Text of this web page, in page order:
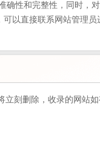
确性和完整性，同时，
以直接联系网站管理员
刻删除，收录的网站